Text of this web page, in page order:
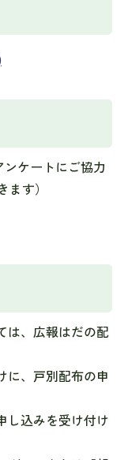
ケートにご協力
す）
は、広報はだの配
に、戸別配布の申
し込みを受け付け